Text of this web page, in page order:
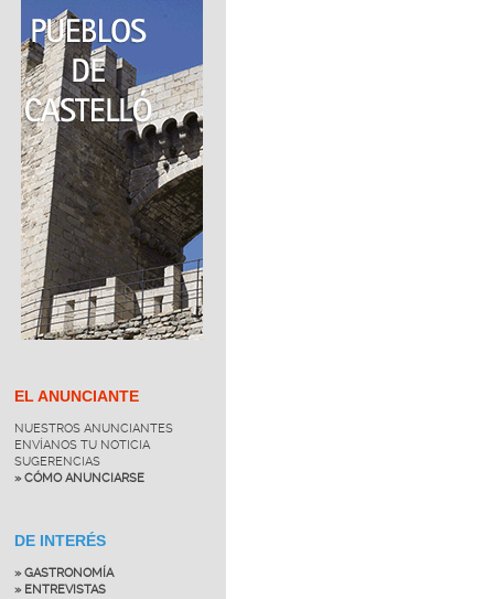
EL ANUNCIANTE
NUESTROS ANUNCIANTES
ENVÍANOS TU NOTICIA
SUGERENCIAS
» CÓMO ANUNCIARSE
DE INTERÉS
» GASTRONOMÍA
» ENTREVISTAS